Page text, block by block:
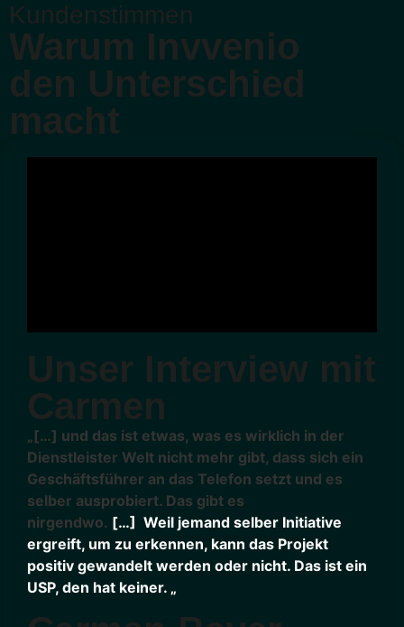
Kundenstimmen
Warum Invvenio
den Unterschied
macht
Unser Interview mit
Carmen
„[…] und das ist etwas, was es wirklich in der
Dienstleister Welt nicht mehr gibt, dass sich ein
Geschäftsführer an das Telefon setzt und es
selber ausprobiert. Das gibt es
nirgendwo. […] Weil jemand selber Initiative
ergreift, um zu erkennen, kann das Projekt
positiv gewandelt werden oder nicht. Das ist ein
USP, den hat keiner. „